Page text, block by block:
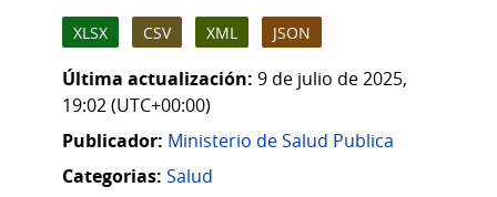
XLSX CSV XML JSON
Última actualización: 9 de julio de 2025,
19:02 (UTC+00:00)
Publicador: Ministerio de Salud Publica
Categorias: Salud